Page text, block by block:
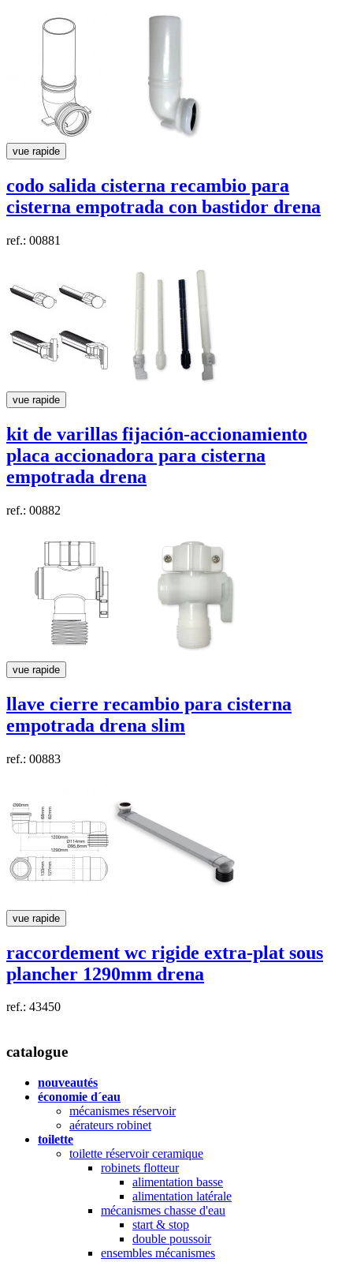
vue rapide
codo salida cisterna recambio para
cisterna empotrada con bastidor drena
ref.: 00881
vue rapide
kit de varillas fijación-accionamiento
placa accionadora para cisterna
empotrada drena
ref.: 00882
vue rapide
llave cierre recambio para cisterna
empotrada drena slim
ref.: 00883
vue rapide
raccordement wc rigide extra-plat sous
plancher 1290mm drena
ref.: 43450
catalogue
nouveautés
économie d´eau
mécanismes réservoir
aérateurs robinet
toilette
toilette réservoir ceramique
robinets flotteur
alimentation basse
alimentation latérale
mécanismes chasse d'eau
start & stop
double poussoir
ensembles mécanismes